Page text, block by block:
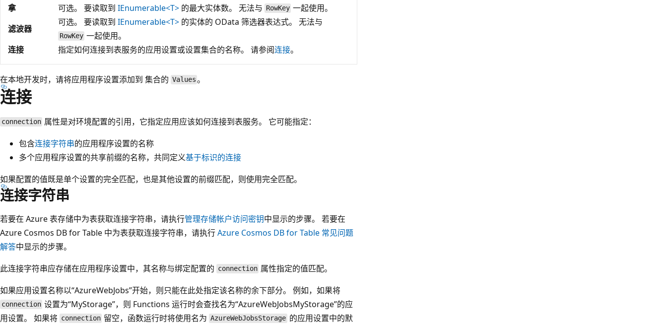
拿
可选。 要读取到 IEnumerable<T> 的最大实体数。 无法与 RowKey 一起使用。
滤波器
可选。 要读取到 IEnumerable<T> 的实体的 OData 筛选器表达式。 无法与
RowKey 一起使用。
连接
指定如何连接到表服务的应用设置或设置集合的名称。 请参阅连接。
在本地开发时，请将应用程序设置添加到 集合的 Values 。
连接
connection 属性是对环境配置的引用，它指定应用应该如何连接到表服务。 它可能指定：
包含连接字符串的应用程序设置的名称
多个应用程序设置的共享前缀的名称，共同定义基于标识的连接
如果配置的值既是单个设置的完全匹配，也是其他设置的前缀匹配，则使用完全匹配。
连接字符串
若要在 Azure 表存储中为表获取连接字符串，请执行管理存储帐户访问密钥中显示的步骤。 若要在
Azure Cosmos DB for Table 中为表获取连接字符串，请执行Azure Cosmos DB for Table 常见问题
解答中显示的步骤。
此连接字符串应存储在应用程序设置中，其名称与绑定配置的 connection 属性指定的值匹配。
如果应用设置名称以“AzureWebJobs”开始，则只能在此处指定该名称的余下部分。 例如，如果将
connection 设置为“MyStorage”，则 Functions 运行时会查找名为“AzureWebJobsMyStorage”的应
用设置。 如果将 connection 留空，函数运行时将使用名为 AzureWebJobsStorage 的应用设置中的默